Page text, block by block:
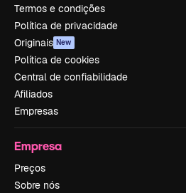
Termos e condições
Política de privacidade
Originais New
Política de cookies
Central de confiabilidade
Afiliados
Empresas
Empresa
Preços
Sobre nós